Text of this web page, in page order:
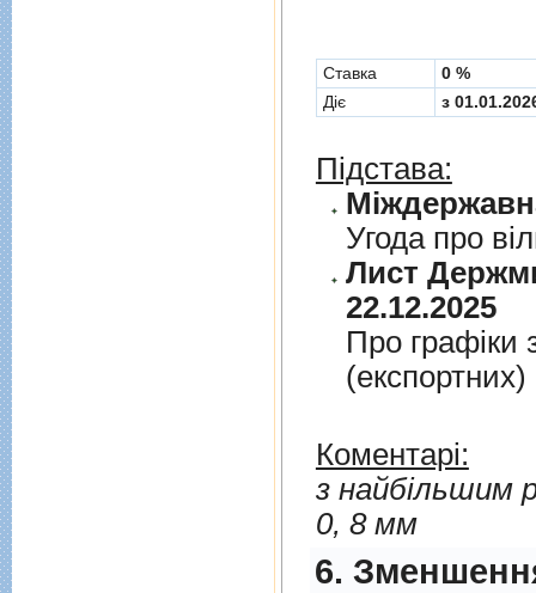
Cтавка
0 %
Діє
з
Підстава:
Угода про
Лист
22.12.2025
Про графiки
Коментарі:
з найбільшим
0, 8 мм
6.